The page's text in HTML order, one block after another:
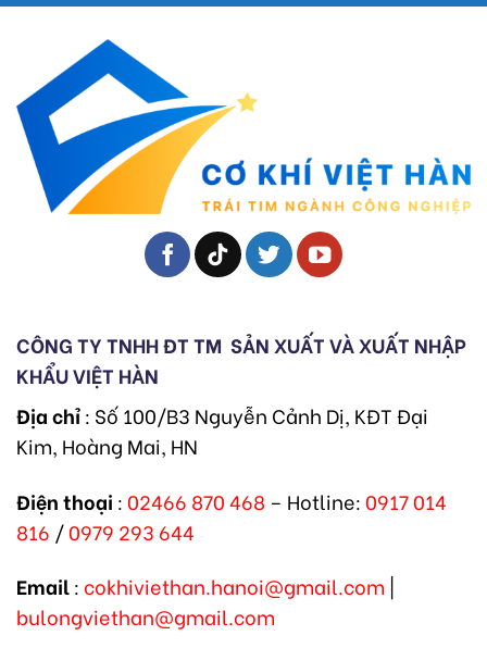
CÔNG TY TNHH ĐT TM SẢN XUẤT VÀ XUẤT NHẬP
KHẨU VIỆT HÀN
Địa chỉ: Số 100/B3 Nguyễn Cảnh Dị, KĐT Đại
Kim, Hoàng Mai, HN
Điện thoại : 02466 870 468 – Hotline: 0917 014
816 /0979 293 644
Email: cokhiviethan.hanoi@gmail.com
bulongviethan@gmail.com